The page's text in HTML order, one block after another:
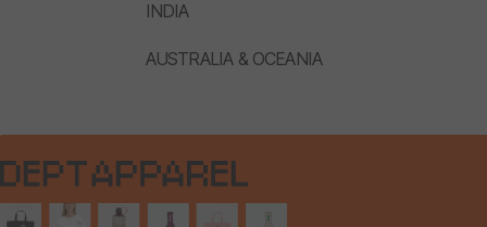
INDIA
AUSTRALIA & OCEANIA